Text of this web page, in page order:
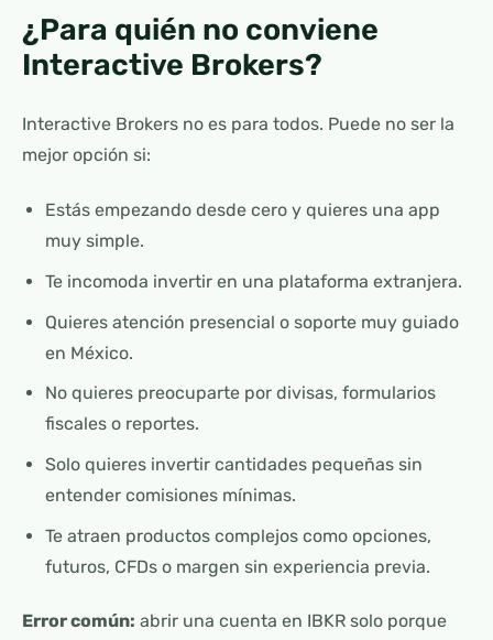
¿Para quién no conviene
Interactive Brokers?
Interactive Brokers no es para todos. Puede no ser la
mejor opción si:
Estás empezando desde cero y quieres una app
muy simple.
Te incomoda invertir en una plataforma extranjera.
Quieres atención presencial o soporte muy guiado
en México.
No quieres preocuparte por divisas, formularios
fiscales o reportes.
Solo quieres invertir cantidades pequeñas sin
entender comisiones mínimas.
Te atraen productos complejos como opciones,
futuros, CFDs o margen sin experiencia previa.
Error común: abrir una cuenta en IBKR solo porque